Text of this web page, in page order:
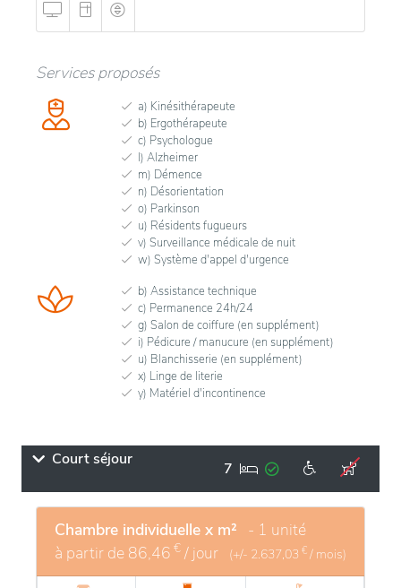
Services proposés
a) Kinésithérapeute
b) Ergothérapeute
c) Psychologue
l) Alzheimer
m) Démence
n) Désorientation
o) Parkinson
u) Résidents fugueurs
v) Surveillance médicale de nuit
w) Système d'appel d'urgence
b) Assistance technique
c) Permanence 24h/24
g) Salon de coiffure (en supplément)
i) Pédicure / manucure (en supplément)
u) Blanchisserie (en supplément)
x) Linge de literie
y) Matériel d'incontinence
Court séjour 7
Chambre individuelle x m² - 1 unité
à partir de 86,46 € / jour (+/- 2.637,03 € / mois)